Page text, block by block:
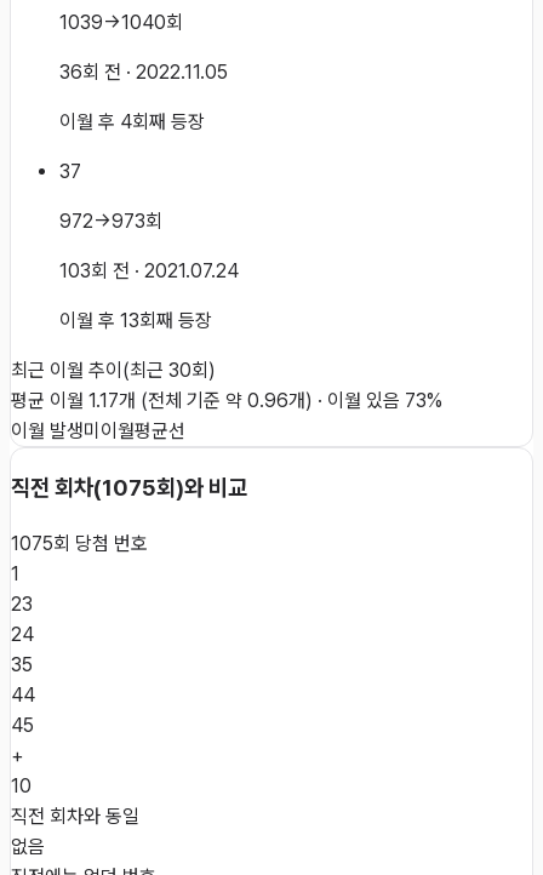
1039→1040회
36회 전 · 2022.11.05
이월 후 4회째 등장
37
972→973회
103회 전 · 2021.07.24
이월 후 13회째 등장
최근 이월 추이 (최근 30회)
평균 이월 1.17개 (전체 기준 약 0.96개) · 이월 있음 73%
이월 발생미이월평균선
직전 회차(1075회)와 비교
1075회 당첨 번호
1
23
24
35
44
45
+
10
직전 회차와 동일
없음